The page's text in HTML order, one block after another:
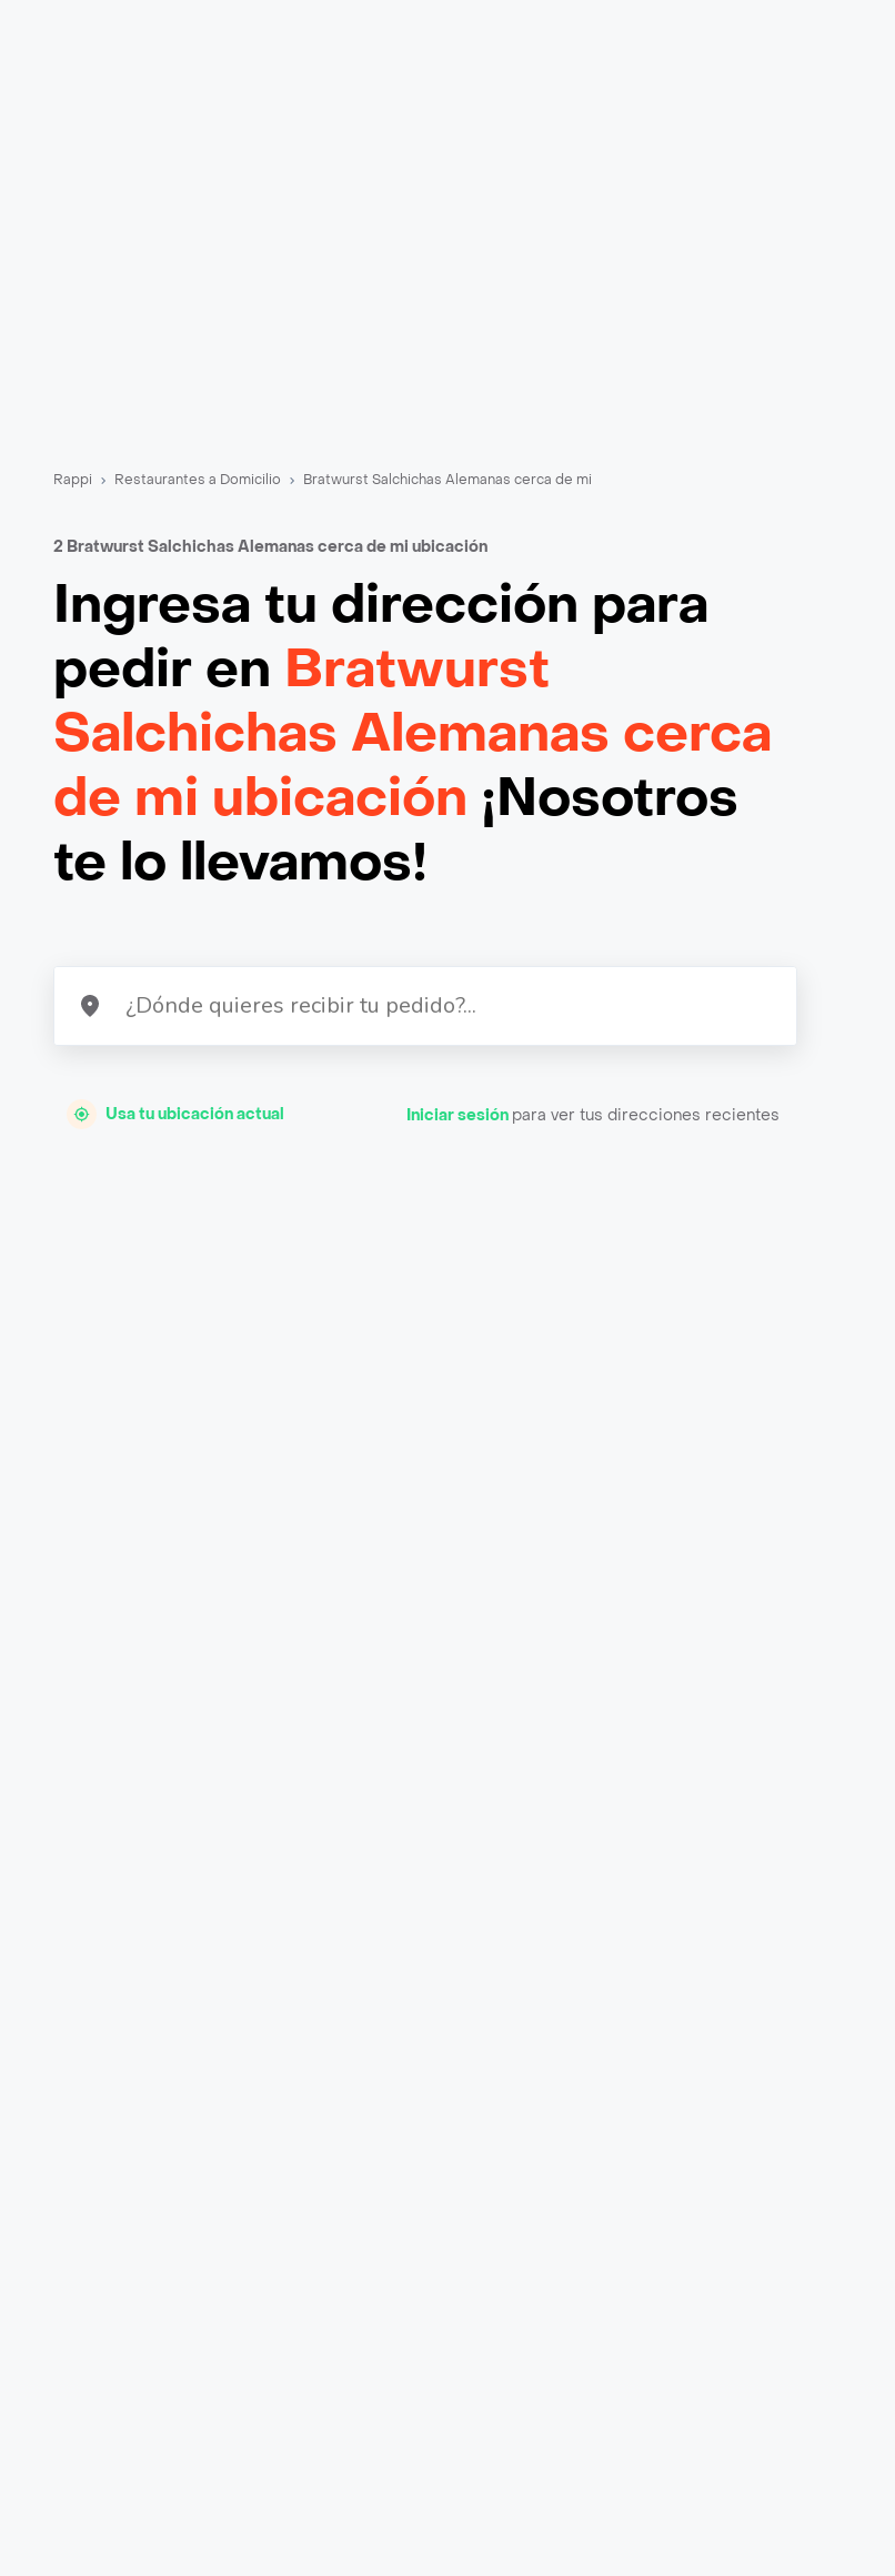
Rappi Restaurantes a Domicilio Bratwurst Salchichas Alemanas cerca de mi
2 Bratwurst Salchichas Alemanas cerca de mi ubicación
Ingresa tu dirección para
pedir en Bratwurst
Salchichas Alemanas cerca
de mi ubicación ¡Nosotros
te lo llevamos!
Usa tu ubicación actual Iniciar sesión para ver tus direcciones recientes